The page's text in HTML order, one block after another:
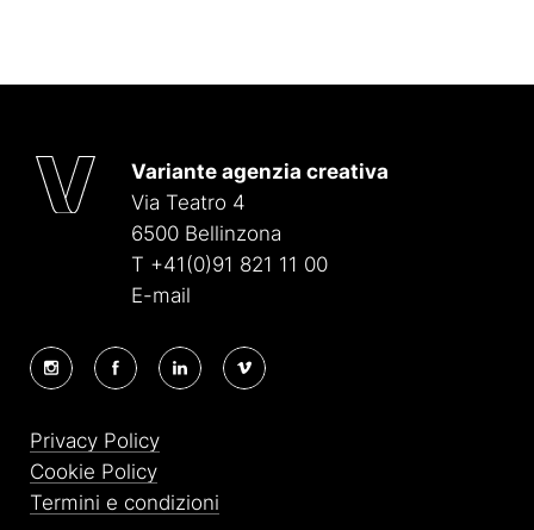
Variante agenzia creativa
Via Teatro 4
6500 Bellinzona
T +41(0)91 821 11 00
E-mail
Privacy Policy
Cookie Policy
Termini e condizioni